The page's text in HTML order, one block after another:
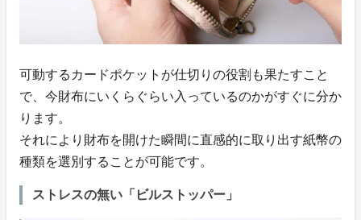
可動するカードポケットが仕切りの役割も果たすこと
で、今財布にいくらぐらい入っているのかがすぐに分か
ります。
それにより財布を開けた瞬間に直感的に取り出す紙幣の
種類を選別することが可能です。
ストレスの無い「ビルストッパー」